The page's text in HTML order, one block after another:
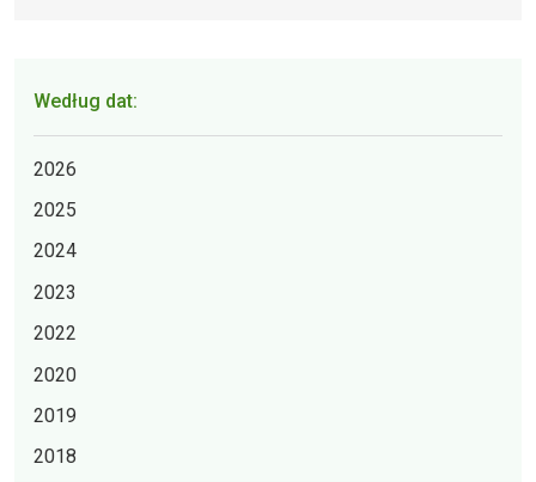
Według dat:
2026
2025
2024
2023
2022
2020
2019
2018